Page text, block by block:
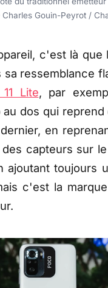
Gouin-Peyrot /
c'est là que
sa ressemblance
Lite, par
dos qui reprend
en
capteurs sur le
ajoutant toujours
c'est la